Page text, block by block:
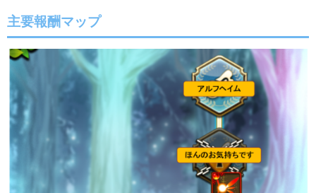
主要報酬マップ